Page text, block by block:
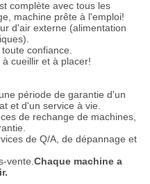
complète avec tous les
machine prête à l'emploi!
d'air externe (alimentation
confiance.
cueillir et à placer!
période de garantie d'un
et d'un service à vie.
de rechange de machines,
de Q/A, de dépannage et
vente.Chaque machine a